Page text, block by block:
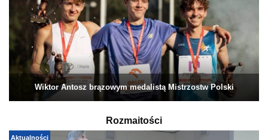
Wiktor Antosz brązowym medalistą Mistrzostw Polski
Rozmaitości